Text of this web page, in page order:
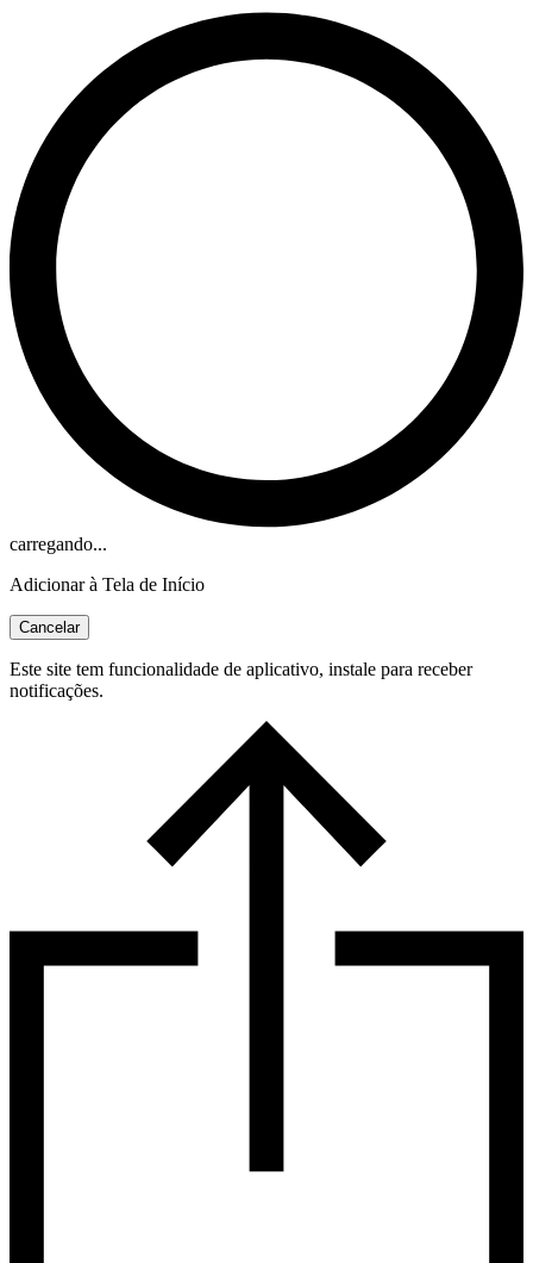
carregando...
Adicionar à Tela de Início
Cancelar
Este site tem funcionalidade de aplicativo, instale para receber
notificações.